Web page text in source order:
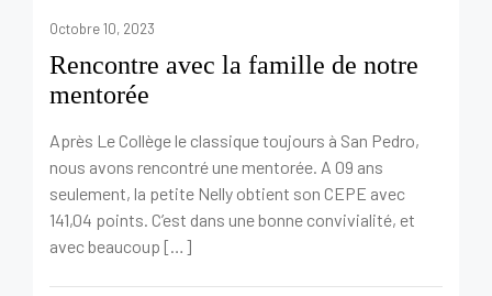
Octobre 10, 2023
Rencontre avec la famille de notre
mentorée
Après Le Collège le classique toujours à San Pedro,
nous avons rencontré une mentorée. A 09 ans
seulement, la petite Nelly obtient son CEPE avec
141,04 points. C’est dans une bonne convivialité, et
avec beaucoup […]